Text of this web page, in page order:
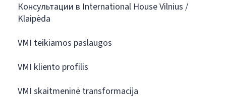
Консультации в International House Vilnius /
Klaipėda
VMI teikiamos paslaugos
VMI kliento profilis
VMI skaitmeninė transformacija